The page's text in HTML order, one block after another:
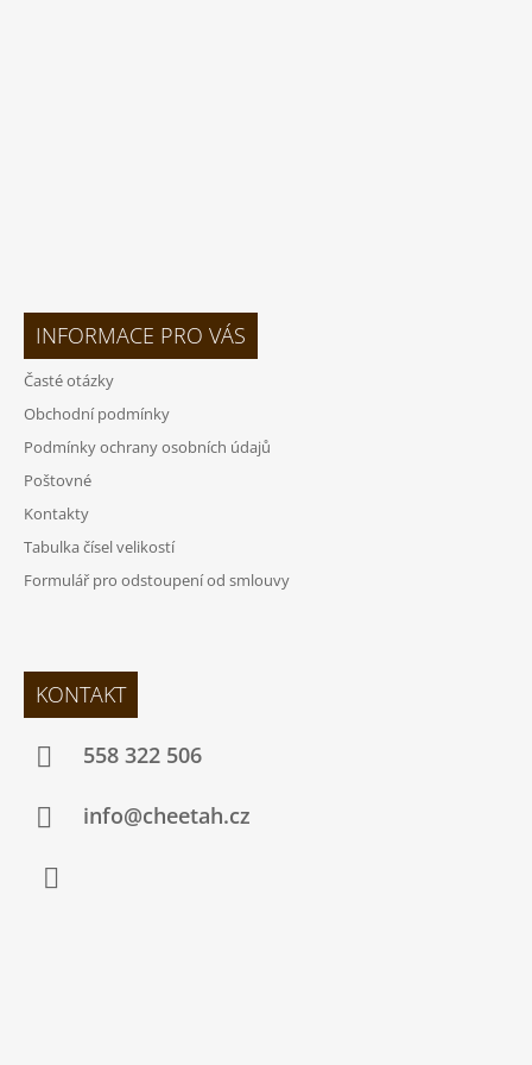
INFORMACE PRO VÁS
Časté otázky
Obchodní podmínky
Podmínky ochrany osobních údajů
Poštovné
Kontakty
Tabulka čísel velikostí
Formulář pro odstoupení od smlouvy
KONTAKT
558 322 506
info@cheetah.cz